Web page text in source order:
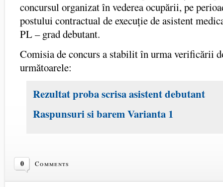
concursul organizat în vederea ocupării, pe
postului contractual de execuție de asistent
PL – grad debutant.
Comisia de concurs a stabilit în urma verificării
următoarele:
Rezultat proba scrisa asistent debutant
Raspunsuri si barem Varianta 1
0 Comments